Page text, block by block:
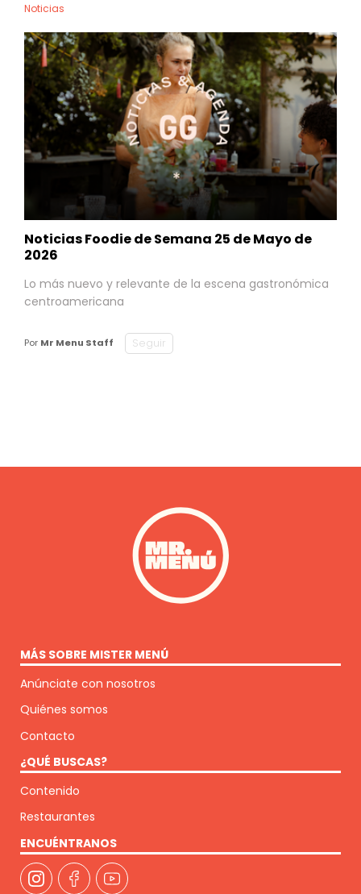
Noticias
Noticias Foodie de Semana 25 de Mayo de
2026
Lo más nuevo y relevante de la escena gastronómica
centroamericana
Por Mr Menu Staff Seguir
MÁS SOBRE MISTER MENÚ
Anúnciate con nosotros
Quiénes somos
Contacto
¿QUÉ BUSCAS?
Contenido
Restaurantes
ENCUÉNTRANOS